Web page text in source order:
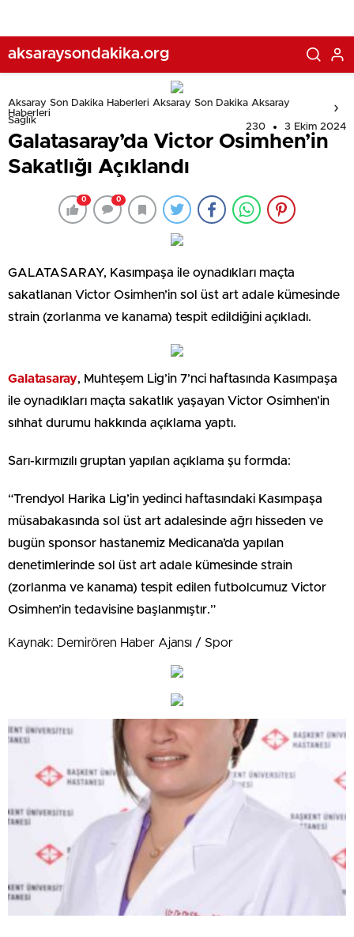
aksaraysondakika.org
Aksaray Son Dakika Haberleri Aksaray Son Dakika Aksaray
Haberleri
Sağlık
230 3 Ekim 2024
Galatasaray’da Victor Osimhen’in
Sakatlığı Açıklandı
0 0
GALATASARAY, Kasımpaşa ile oynadıkları maçta
sakatlanan Victor Osimhen’in sol üst art adale kümesinde
strain (zorlanma ve kanama) tespit edildiğini açıkladı.
Galatasaray, Muhteşem Lig’in 7’nci haftasında Kasımpaşa
ile oynadıkları maçta sakatlık yaşayan Victor Osimhen’in
sıhhat durumu hakkında açıklama yaptı.
Sarı-kırmızılı gruptan yapılan açıklama şu formda:
“Trendyol Harika Lig’in yedinci haftasındaki Kasımpaşa
müsabakasında sol üst art adalesinde ağrı hisseden ve
bugün sponsor hastanemiz Medicana’da yapılan
denetimlerinde sol üst art adale kümesinde strain
(zorlanma ve kanama) tespit edilen futbolcumuz Victor
Osimhen’in tedavisine başlanmıştır.”
Kaynak: Demirören Haber Ajansı / Spor